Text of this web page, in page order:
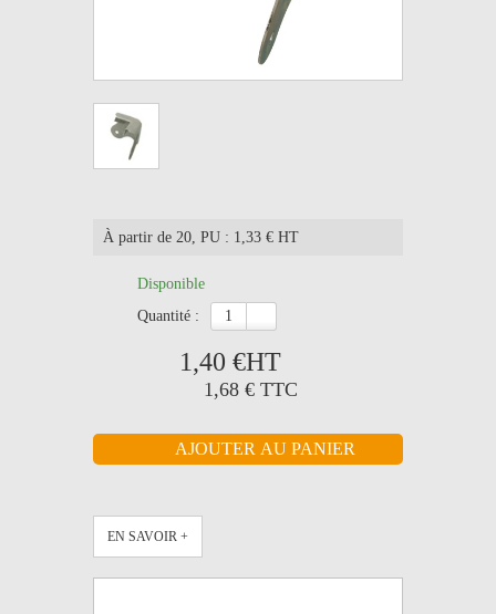
À partir de 20, PU : 1,33 € HT
Disponible
quantité :
1,40 €HT
1,68 € TTC
EN SAVOIR +